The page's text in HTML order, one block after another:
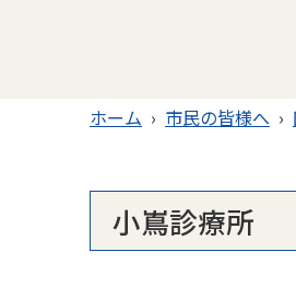
ホーム › 市民の皆様へ ›
小嶌診療所